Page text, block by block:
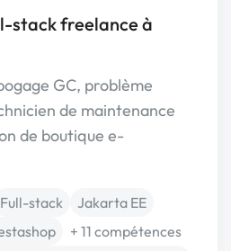
stack freelance à
GC, problème
de maintenance
de boutique e-
Full-stack
Jakarta EE
+ 11 compétences